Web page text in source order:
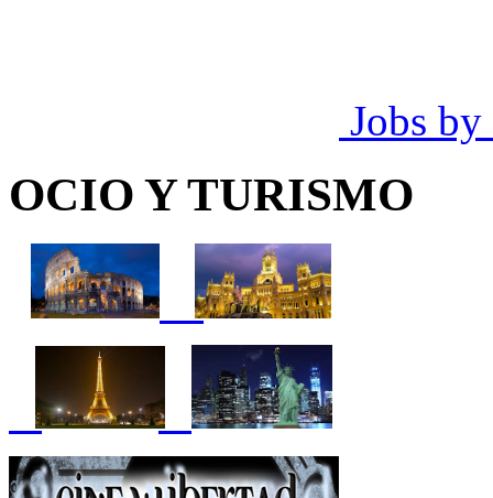
Jobs by
OCIO Y TURISMO